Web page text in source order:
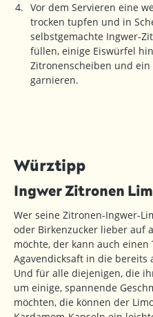
Vor dem Servieren eine
trocken tupfen und in
selbstgemachte Ingwer-
füllen, einige Eiswürfel
Zitronenscheiben und
garnieren.
Würztipp
Ingwer Zitronen
Wer seine Zitronen-Ingwer-
oder Birkenzucker lieber auf
möchte, der kann auch
Agavendicksaft in die bereits
Und für alle diejenigen, die
um einige, spannende
möchten, die können der